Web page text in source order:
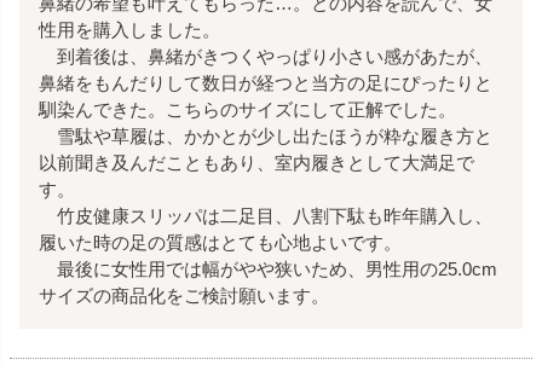
性用を購入しました。
到着後は、鼻緒がきつくやっぱり小さい感があたが、
鼻緒をもんだりして数日が経つと当方の足にぴったりと
馴染んできた。こちらのサイズにして正解でした。
雪駄や草履は、かかとが少し出たほうが粋な履き方と
以前聞き及んだこともあり、室内履きとして大満足で
す。
竹皮健康スリッパは二足目、八割下駄も昨年購入し、
履いた時の足の質感はとても心地よいです。
最後に女性用では幅がやや狭いため、男性用の25.0cm
サイズの商品化をご検討願います。